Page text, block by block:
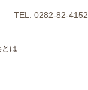
TEL: 0282-82-4152
は